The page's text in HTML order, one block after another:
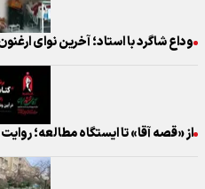
وداع شاگرد با استاد؛ آخرین نوای
از «قصه آقا» تا ایستگاه مطالعه؛